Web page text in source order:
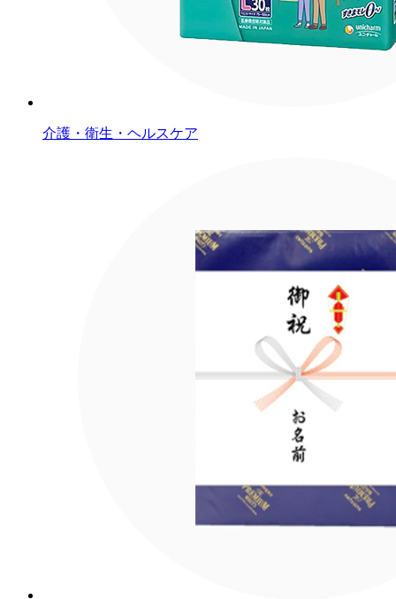
介護・衛生・ヘルスケア